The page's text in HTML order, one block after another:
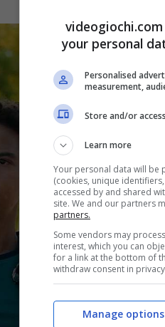
your personal
Personalised
measurement,
Store and/or
Learn more
Your personal data will be
(cookies, unique
accessed by and shared
site. We and our partners
partners.
Some vendors may
interest, which you can
for a link at the bottom of
withdraw consent in
Manage options